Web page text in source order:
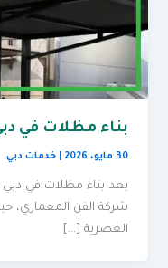
بناء مظلات في
30 مايو، 2026 |خدمات دبي
يعد بناء مظلات في دبي
شركة الفن المعماري،
العصرية […]